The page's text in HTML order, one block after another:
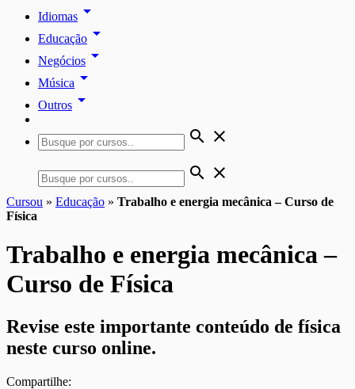
Idiomas arrow_drop_down
Educação arrow_drop_down
Negócios arrow_drop_down
Música arrow_drop_down
Outros arrow_drop_down
search close
search close
Cursou » Educação » Trabalho e energia mecânica – Curso de
Física
Trabalho e energia mecânica –
Curso de Física
Revise este importante conteúdo de física
neste curso online.
Compartilhe: